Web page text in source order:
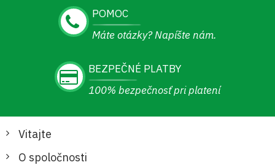
POMOC
Máte otázky? Napíšte nám.
BEZPEČNÉ PLATBY
100% bezpečnosť pri platení
Vitajte
O spoločnosti